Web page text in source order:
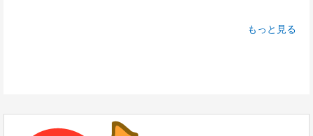
もっと見る